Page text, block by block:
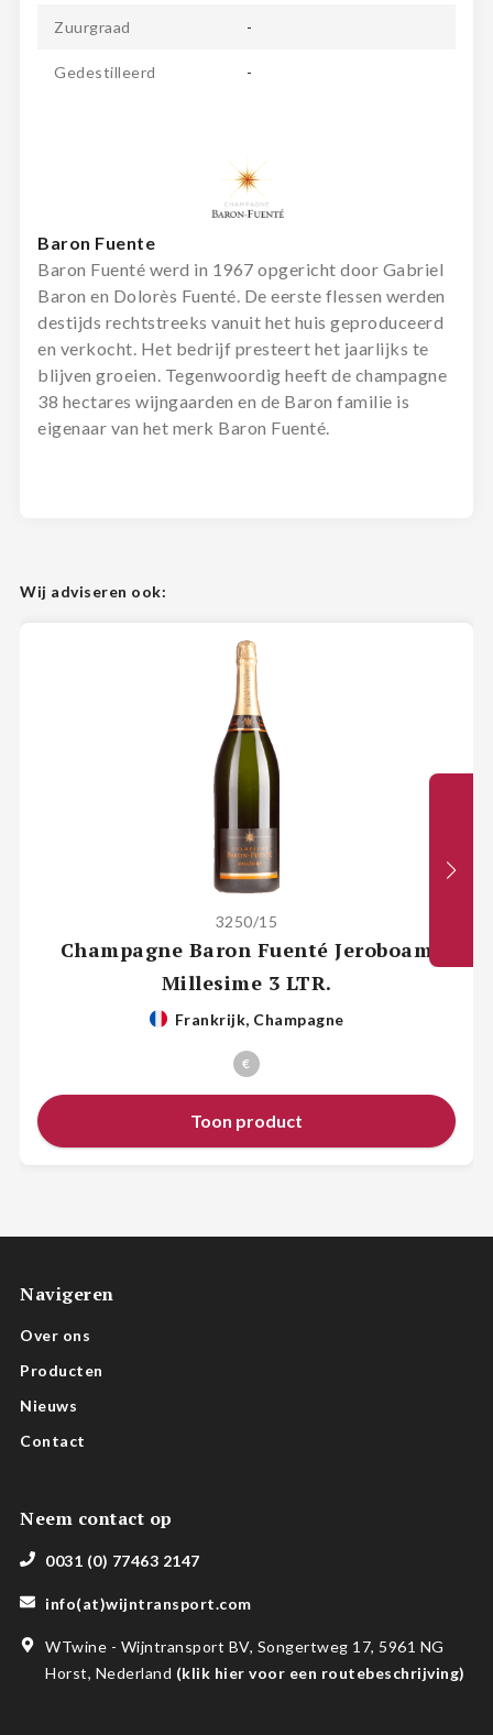
Zuurgraad -
Gedestilleerd -
Baron Fuente
Baron Fuenté werd in 1967 opgericht door Gabriel
Baron en Dolorès Fuenté. De eerste flessen werden
destijds rechtstreeks vanuit het huis geproduceerd
en verkocht. Het bedrijf presteert het jaarlijks te
blijven groeien. Tegenwoordig heeft de champagne
38 hectares wijngaarden en de Baron familie is
eigenaar van het merk Baron Fuenté.
Wij adviseren ook:
3250/15
Champagne Baron Fuenté Jeroboam
Millesime 3 LTR.
Frankrijk, Champagne
€
Toon product
Navigeren
Over ons
Producten
Nieuws
Contact
Neem contact op
0031 (0) 77463 2147
info(at)wijntransport.com
WTwine - Wijntransport BV, Songertweg 17, 5961 NG
Horst, Nederland (klik hier voor een routebeschrijving)